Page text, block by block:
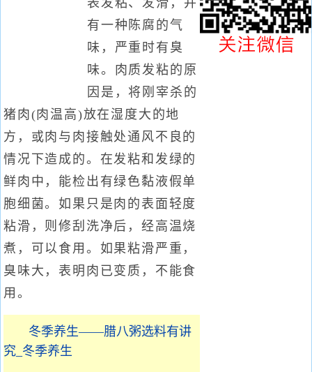
表发粘、发滑，并
有一种陈腐的气
味，严重时有臭
味。肉质发粘的原
因是，将刚宰杀的
猪肉(肉温高)放在湿度大的地
方，或肉与肉接触处通风不良的
情况下造成的。在发粘和发绿的
鲜肉中，能检出有绿色黏液假单
胞细菌。如果只是肉的表面轻度
粘滑，则修刮洗净后，经高温烧
煮，可以食用。如果粘滑严重，
臭味大，表明肉已变质，不能食
用。
冬季养生——腊八粥选料有讲
究_冬季养生